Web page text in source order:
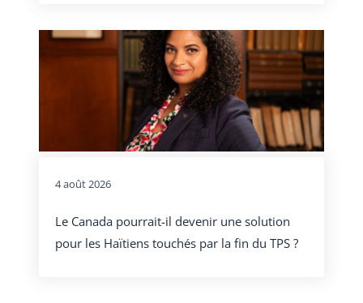
4 août 2026
Le Canada pourrait-il devenir une solution
pour les Haïtiens touchés par la fin du TPS ?